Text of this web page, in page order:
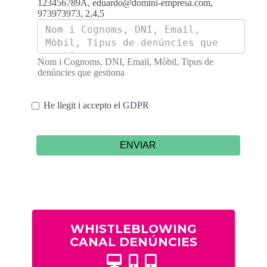
123456789A, eduardo@domini-empresa.com,
973973973, 2,4,5
Nom i Cognoms, DNI, Email, Mòbil, Tipus de
denúncies que gestiona
He llegit i accepto el GDPR
ENVIAR
WHISTLEBLOWING
CANAL DENÚNCIES